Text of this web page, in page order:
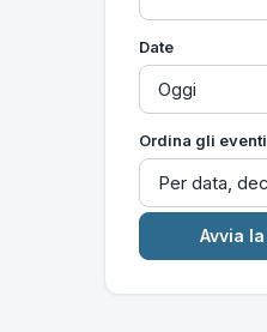
Date
Ordina gli eventi